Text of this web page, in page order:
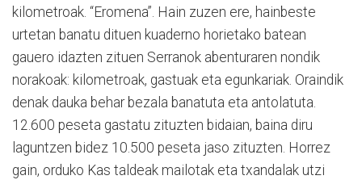
kilometroak. “Eromena”. Hain zuzen ere, hainbeste
urtetan banatu dituen kuaderno horietako batean
gauero idazten zituen Serranok abenturaren nondik
norakoak: kilometroak, gastuak eta egunkariak. Oraindik
denak dauka behar bezala banatuta eta antolatuta.
12.600 peseta gastatu zituzten bidaian, baina diru
laguntzen bidez 10.500 peseta jaso zituzten. Horrez
gain, orduko Kas taldeak mailotak eta txandalak utzi